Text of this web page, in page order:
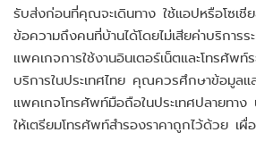
รับส่งก่อนที่คุณจะเดินทาง ใช้แอปหรือโซเชีย
ข้อความถึงคนที่บ้านได้โดยไม่เสียค่าบริการ
แพคเกจการใช้งานอินเตอร์เน็ตและโทรศัพท์
บริการในประเทศไทย คุณควรศึกษาข้อมูลแ
แพคเกจโทรศัพท์มือถือในประเทศปลายทาง
ให้เตรียมโทรศัพท์สำรองราคาถูกไว้ด้วย เ